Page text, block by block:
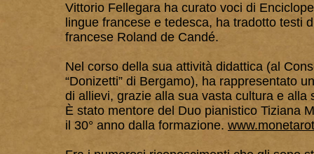
Vittorio Fellegara ha curato voci di
lingue francese e tedesca, ha tradotto testi
francese Roland de Candé.
​Nel corso della sua attività didattica (al
“Donizetti” di Bergamo), ha rappresentato
di allievi, grazie alla sua vasta cultura e alla
È stato mentore del Duo pianistico Tiziana
il 30° anno dalla formazione.